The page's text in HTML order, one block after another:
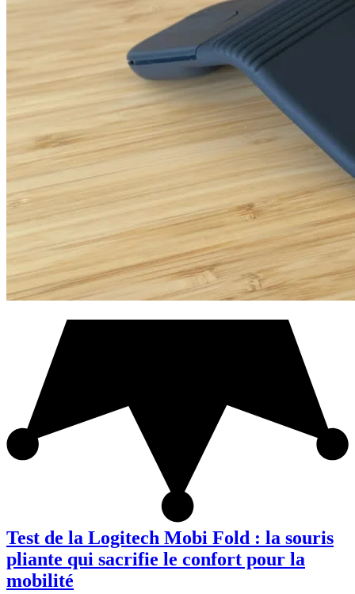
Test de la Logitech Mobi Fold : la souris
pliante qui sacrifie le confort pour la
mobilité